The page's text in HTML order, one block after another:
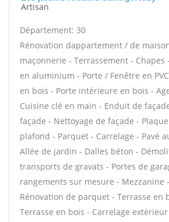
Artisan
Département: 30
Rénovation dappartement / de
maçonnerie - Terrassement - Chapes
en aluminium - Porte / Fenêtre en
en bois - Porte intérieure en bois -
Cuisine clé en main - Enduit de
façade - Nettoyage de façade -
plafond - Parquet - Carrelage - Pavé
Allée de jardin - Dalles béton -
transports de gravats - Portes de
rangements sur mesure - Mezzanine
Rénovation de parquet - Terrasse en
Terrasse en bois - Carrelage